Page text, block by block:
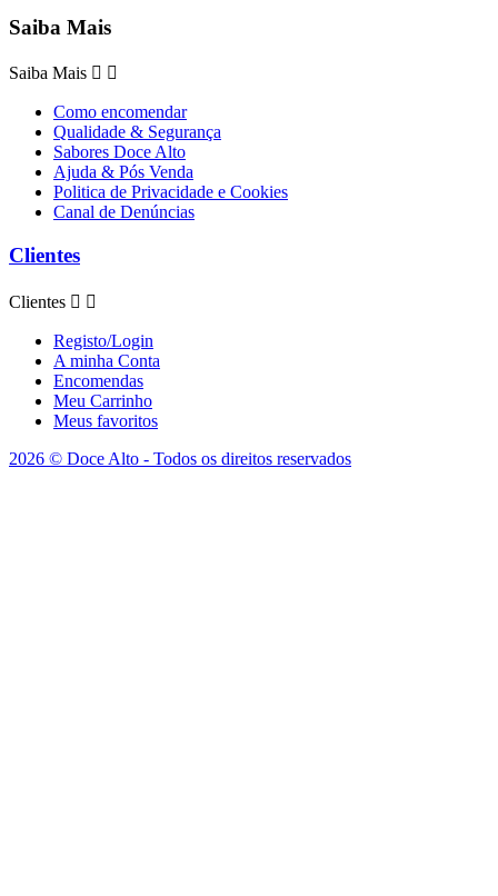
Saiba Mais
Saiba Mais  
Como encomendar
Qualidade & Segurança
Sabores Doce Alto
Ajuda & Pós Venda
Politica de Privacidade e Cookies
Canal de Denúncias
Clientes
Clientes  
Registo/Login
A minha Conta
Encomendas
Meu Carrinho
Meus favoritos
2026 © Doce Alto - Todos os direitos reservados